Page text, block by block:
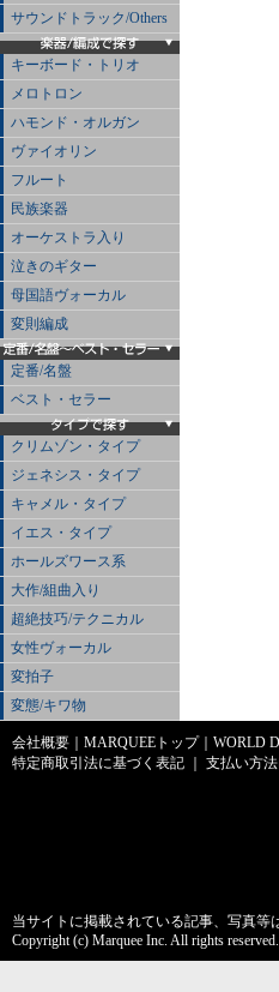
サウンドトラック/Others
キーボード・トリオ
メロトロン
ハモンド・オルガン
ヴァイオリン
フルート
民族楽器
オーケストラ入り
泣きのギター
母国語ヴォーカル
変則編成
定番/名盤
ベスト・セラー
クリムゾン・タイプ
ジェネシス・タイプ
キャメル・タイプ
イエス・タイプ
ホールズワース系
大作/組曲入り
超絶技巧/テクニカル
女性ヴォーカル
変拍子
変態/キワ物
会社概要 MARQUEEトップ｜ WORLD
特定商取引法に基づく表記
支払い方
当サイトに掲載されている記事、写真
Copyright (c) Marquee Inc. All rights reserved.